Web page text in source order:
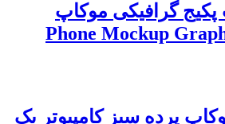
پکیج گرافیکی موکاپ
پرده سبز کامپیوتر یک